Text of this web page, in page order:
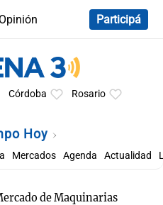
Opinión
Participá
Córdoba Rosario
Hoy
Mercados Agenda Actualidad
de Maquinarias